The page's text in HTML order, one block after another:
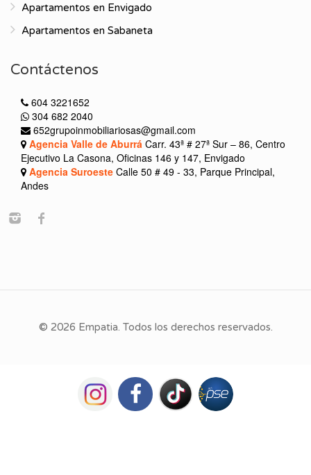
Apartamentos en Envigado
Apartamentos en Sabaneta
Contáctenos
604 3221652
304 682 2040
652grupoinmobiliariosas@gmail.com
Agencia Valle de Aburrá Carr. 43ª # 27ª Sur – 86, Centro
Ejecutivo La Casona, Oficinas 146 y 147, Envigado
Agencia Suroeste Calle 50 # 49 - 33, Parque Principal,
Andes
© 2026 Empatia. Todos los derechos reservados.